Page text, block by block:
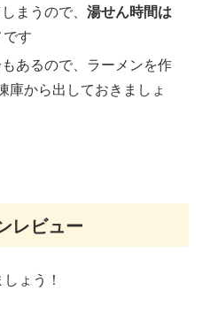
まうので、湯せん時間は
す
あるので、ラーメンを作
庫から出しておきましょ
レビュー
ょう！